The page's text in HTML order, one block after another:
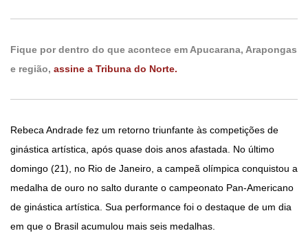
Fique por dentro do que acontece em Apucarana, Arapongas
e região, assine a Tribuna do Norte.
Rebeca Andrade fez um retorno triunfante às competições de
ginástica artística, após quase dois anos afastada. No último
domingo (21), no Rio de Janeiro, a campeã olímpica conquistou a
medalha de ouro no salto durante o campeonato Pan-Americano
de ginástica artística. Sua performance foi o destaque de um dia
em que o Brasil acumulou mais seis medalhas.